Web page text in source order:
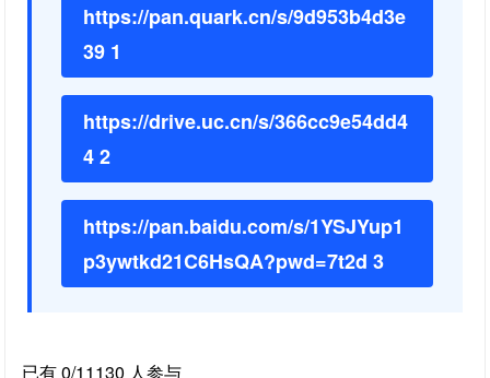
https://pan.quark.cn/s/9d953b4d3e
39 1
https://drive.uc.cn/s/366cc9e54dd4
4 2
https://pan.baidu.com/s/1YSJYup1
p3ywtkd21C6HsQA?pwd=7t2d 3
已有 0/11130 人参与